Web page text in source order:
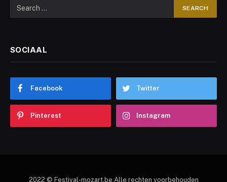
SOCIAAL
Facebook Twitter
Pinterest Instagram
2022 © Festival-mozart.be Alle rechten voorbehouden